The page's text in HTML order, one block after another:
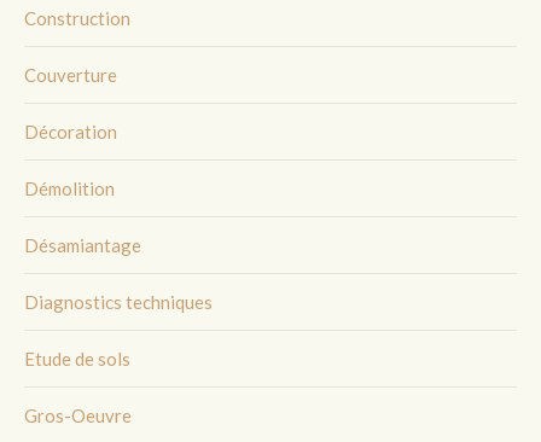
Construction
Couverture
Décoration
Démolition
Désamiantage
Diagnostics techniques
Etude de sols
Gros-Oeuvre